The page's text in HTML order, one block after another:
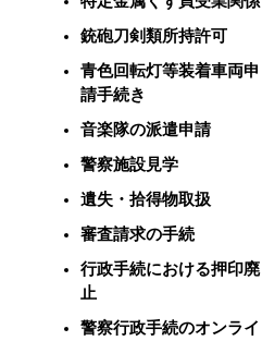
銃砲刀剣類所持許可
青色回転灯等装着車両申
請手続き
音楽隊の派遣申請
警察施設見学
遺失・拾得物取扱
審査請求の手続
行政手続における押印廃
止
警察行政手続のオンライ